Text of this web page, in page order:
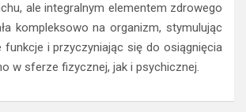
ale integralnym elementem zdrowego
kompleksowo na organizm, stymulując
funkcje i przyczyniając się do osiągnięcia
w sferze fizycznej, jak i psychicznej.